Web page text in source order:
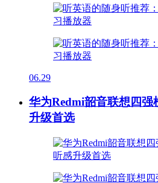
06.29
华为Redmi韶音联想四
升级首选